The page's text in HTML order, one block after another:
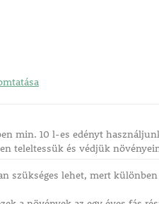
min. 10 l-es edényt
teleltessük és védjük
szükséges lehet, mert